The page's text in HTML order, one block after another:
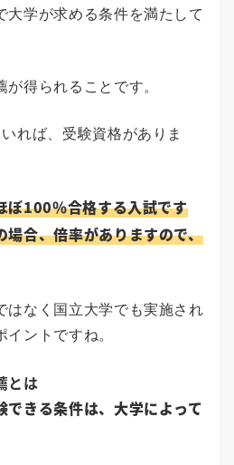
大学が求める条件を満たして
得られることです。
れば、受験資格がありま
ぼ100％合格する入試です
場合、倍率がありますので、
はなく国立大学でも実施され
ントですね。
とは
できる条件は、大学によって